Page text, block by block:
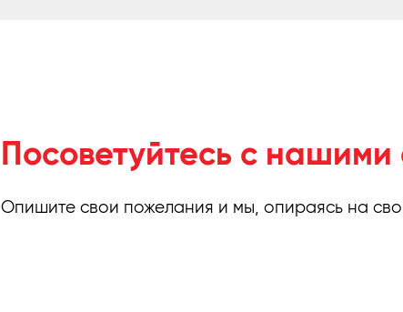
Посоветуйтесь с
Опишите свои пожелания и мы, опираясь на